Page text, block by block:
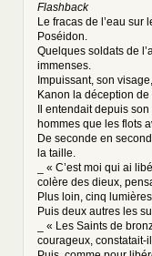
Flashback
Le fracas de l’eau
Poséidon.
Quelques soldats de
immenses.
Impuissant, son
Kanon la déception
Il entendait depuis
hommes que les flots
De seconde en
la taille.
_ « C’est moi qui ai
colère des dieux,
Plus loin, cinq
Puis deux autres les
_ « Les Saints de
courageux,